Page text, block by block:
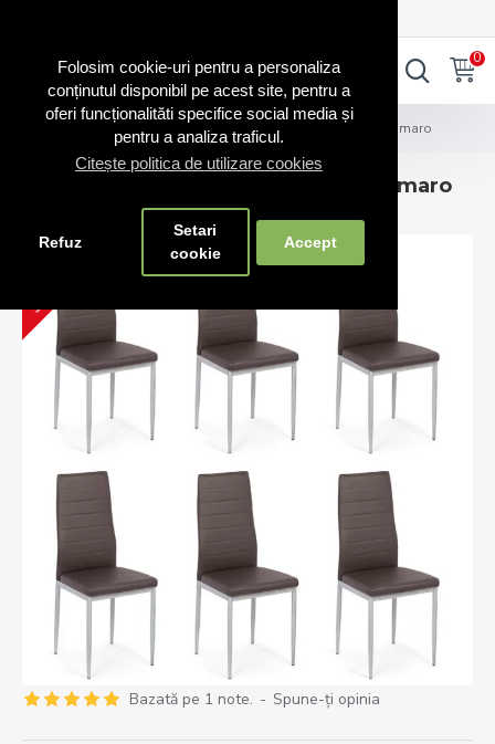
Folosim cookie-uri pentru a personaliza
conținutul disponibil pe acest site, pentru a
oferi funcționalităti specifice social media și
pentru a analiza traficul.
Citește politica de utilizare cookies
Refuz
Setari
cookie
Accept
0
Seturi scaune Set 6 scaune bucătărie pe culoarea maro
Set 6 scaune bucătărie pe culoarea maro
Bazată pe 1 note. - Spune-ţi opinia